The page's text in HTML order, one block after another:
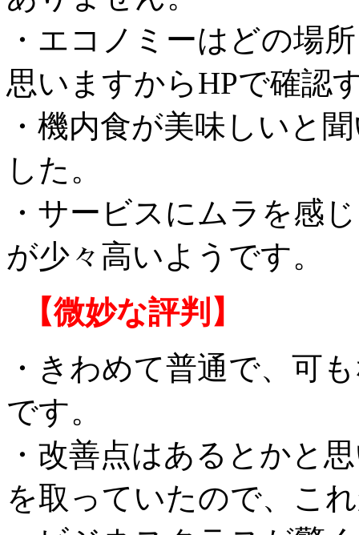
・エコノミーはどの場
思いますからHPで確認
・機内食が美味しいと
した。
・サービスにムラを感
が少々高いようです。
【微妙な評判】
・きわめて普通で、可
です。
・改善点はあるとかと
を取っていたので、こ